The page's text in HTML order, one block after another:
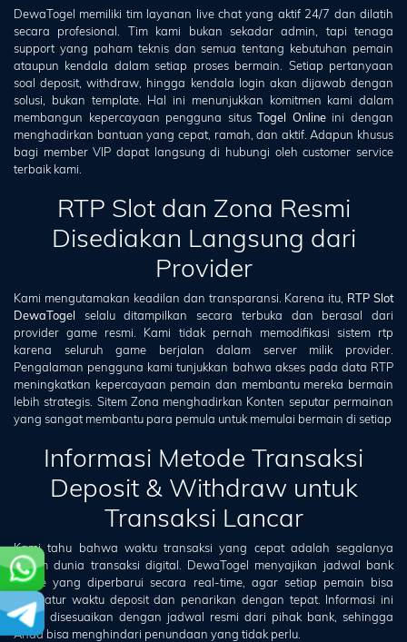
DewaTogel memiliki tim layanan live chat yang aktif 24/7 dan dilatih
secara profesional. Tim kami bukan sekadar admin, tapi tenaga
support yang paham teknis dan semua tentang kebutuhan pemain
ataupun kendala dalam setiap proses bermain. Setiap pertanyaan
soal deposit, withdraw, hingga kendala login akan dijawab dengan
solusi, bukan template. Hal ini menunjukkan komitmen kami dalam
membangun kepercayaan pengguna situsTogel Onlineini dengan
menghadirkan bantuan yang cepat, ramah, dan aktif. Adapun khusus
bagi member VIP dapat langsung di hubungi oleh customer service
terbaik kami.
RTP Slot dan Zona Resmi
Disediakan Langsung dari
Provider
Kami mengutamakan keadilan dan transparansi. Karena itu, RTP Slot
DewaTogel selalu ditampilkan secara terbuka dan berasal dari
provider game resmi. Kami tidak pernah memodifikasi sistem rtp
karena seluruh game berjalan dalam server milik provider.
Pengalaman pengguna kami tunjukkan bahwa akses pada data RTP
meningkatkan kepercayaan pemain dan membantu mereka bermain
lebih strategis. Sitem Zona menghadirkan Konten seputar permainan
yang sangat membantu para pemula untuk memulai bermain di setiap
Informasi Metode Transaksi
Deposit & Withdraw untuk
Transaksi Lancar
Kami tahu bahwa waktu transaksi yang cepat adalah segalanya
dalam dunia transaksi digital. DewaTogel menyajikan jadwal bank
offline yang diperbarui secara real-time, agar setiap pemain bisa
mengatur waktu deposit dan penarikan dengan tepat. Informasi ini
selalu disesuaikan dengan jadwal resmi dari pihak bank, sehingga
Anda bisa menghindari penundaan yang tidak perlu.